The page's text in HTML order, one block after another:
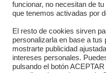
funcionar, no necesitan de
que tenemos activadas por
El resto de cookies sirven
personalizarla en base a tus
mostrarte publicidad
intereses personales.
pulsando el botón